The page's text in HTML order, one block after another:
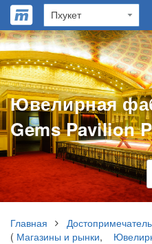
Ювелирная
Gems Pavilion
Главная
( Магазины и рынки,